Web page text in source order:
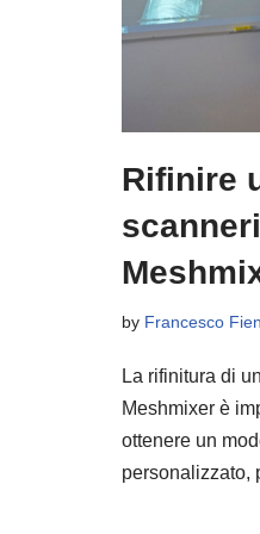
Rifinire
by Francesco
La rifinitura di
Meshmixer è
ottenere un
personalizzato,